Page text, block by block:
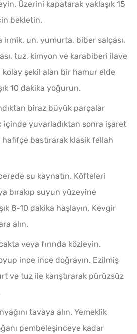
Üzerini kapatarak yaklaşık 15
bekletin.
irmik, un, yumurta, biber salçası,
tuz, kimyon ve karabiberi ilave
kolay şekil alan bir hamur elde
10 dakika yoğurun.
biraz büyük parçalar
içinde yuvarladıktan sonra işaret
hafifçe bastırarak klasik fellah
su kaynatın. Köfteleri
bırakıp suyun yüzeyine
8-10 dakika haşlayın. Kevgir
alın.
veya fırında közleyin.
ince ince doğrayın. Ezilmiş
ve tuz ile karıştırarak pürüzsüz
tavaya alın. Yemeklik
pembeleşinceye kadar